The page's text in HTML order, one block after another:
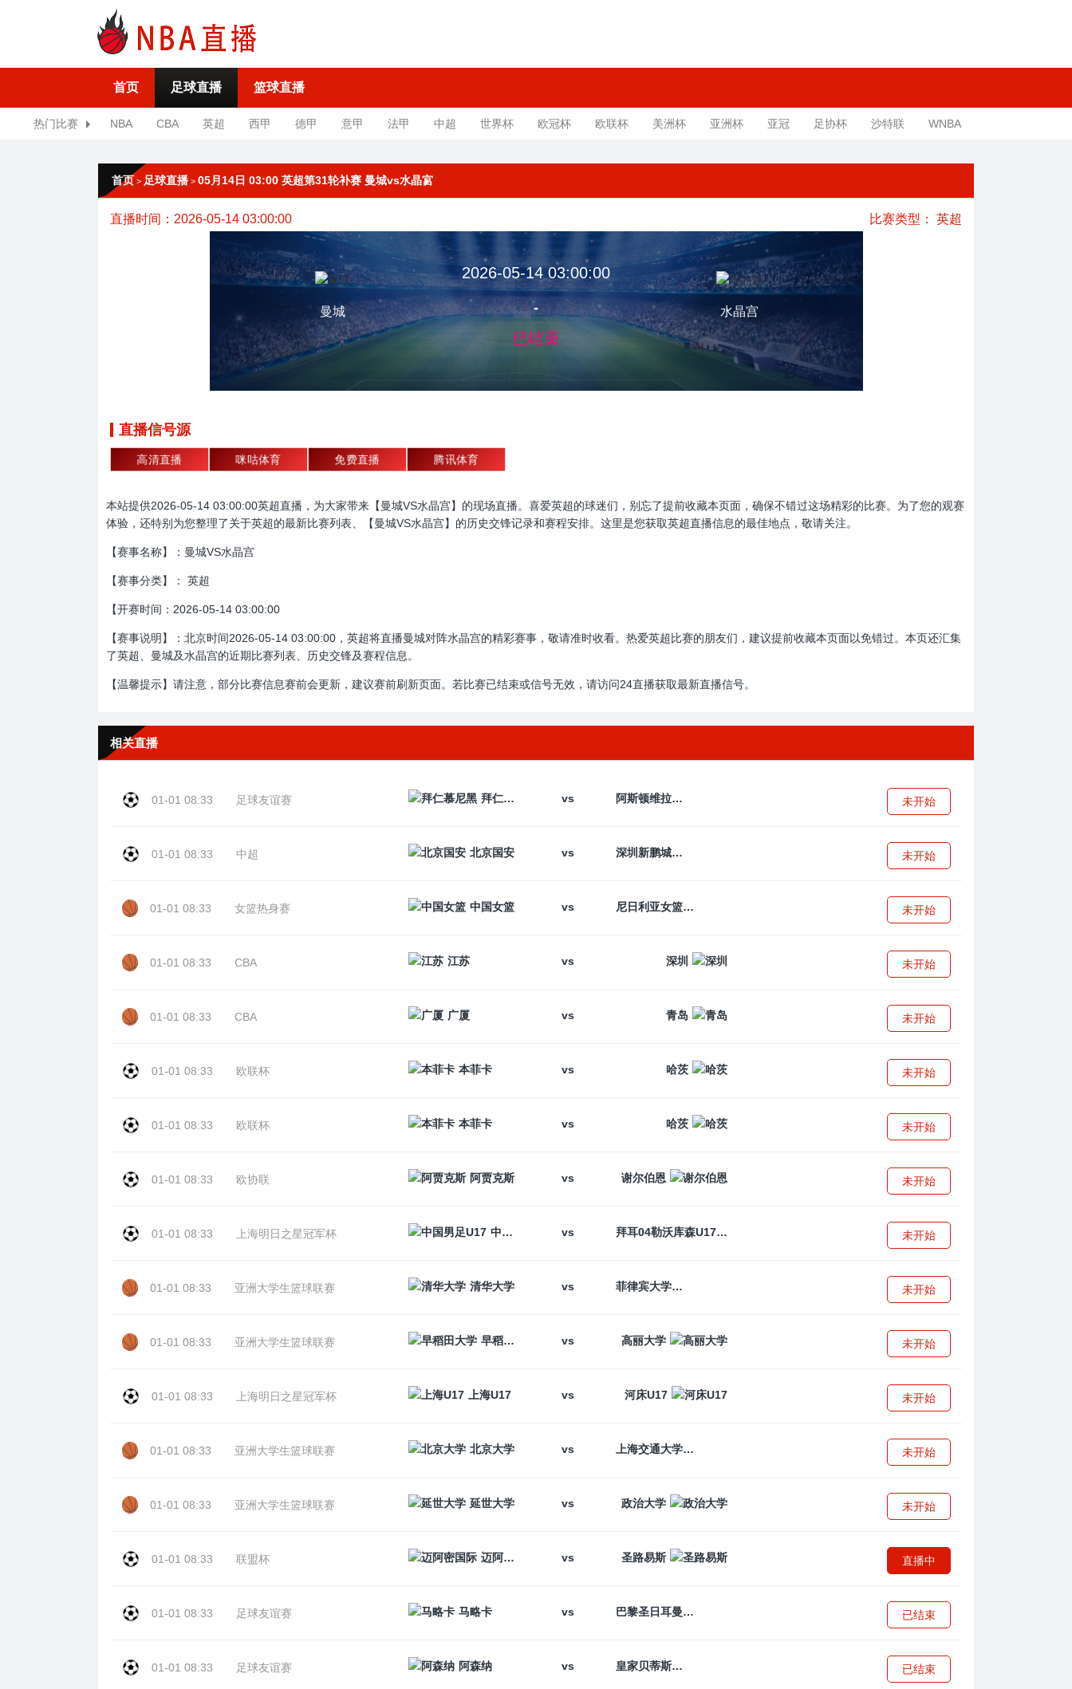
首页 足球直播 篮球直播
热门比赛 NBA CBA 英超 西甲 德甲 意甲 法甲 中超 世界杯 欧冠杯 欧联杯 美洲杯 亚洲杯 亚冠 足协杯 沙特联 WNBA
首页 > 足球直播 > 05月14日 03:00 英超第31轮补赛 曼城vs水晶宫
直播时间：2026-05-14 03:00:00 比赛类型： 英超
曼城
2026-05-14 03:00:00
-
已结束
水晶宫
直播信号源
高清直播 咪咕体育 免费直播 腾讯体育
本站提供2026-05-14 03:00:00英超直播，为大家带来【曼城VS水晶宫】的现场直播。喜爱英超的球迷们，别忘了提前收藏本页面，确保不错过这场精彩的比赛。为了您的观赛
体验，还特别为您整理了关于英超的最新比赛列表、【曼城VS水晶宫】的历史交锋记录和赛程安排。这里是您获取英超直播信息的最佳地点，敬请关注。
【赛事名称】：曼城VS水晶宫
【赛事分类】： 英超
【开赛时间：2026-05-14 03:00:00
【赛事说明】：北京时间2026-05-14 03:00:00，英超将直播曼城对阵水晶宫的精彩赛事，敬请准时收看。热爱英超比赛的朋友们，建议提前收藏本页面以免错过。本页还汇集
了英超、曼城及水晶宫的近期比赛列表、历史交锋及赛程信息。
【温馨提示】请注意，部分比赛信息赛前会更新，建议赛前刷新页面。若比赛已结束或信号无效，请访问24直播获取最新直播信号。
相关直播
01-01 08:33 足球友谊赛 拜仁慕尼黑 vs 阿斯顿维拉 未开始
01-01 08:33 中超 北京国安 vs 深圳新鹏城 未开始
01-01 08:33 女篮热身赛 中国女篮 vs 尼日利亚女篮 未开始
01-01 08:33 CBA 江苏 vs 深圳 未开始
01-01 08:33 CBA 广厦 vs 青岛 未开始
01-01 08:33 欧联杯 本菲卡 vs 哈茨 未开始
01-01 08:33 欧联杯 本菲卡 vs 哈茨 未开始
01-01 08:33 欧协联 阿贾克斯 vs 谢尔伯恩 未开始
01-01 08:33 上海明日之星冠军杯 中国男足U17 vs 拜耳04勒沃库森U17 未开始
01-01 08:33 亚洲大学生篮球联赛 清华大学 vs 菲律宾大学 未开始
01-01 08:33 亚洲大学生篮球联赛 早稻田大学 vs 高丽大学 未开始
01-01 08:33 上海明日之星冠军杯 上海U17 vs 河床U17 未开始
01-01 08:33 亚洲大学生篮球联赛 北京大学 vs 上海交通大学 未开始
01-01 08:33 亚洲大学生篮球联赛 延世大学 vs 政治大学 未开始
01-01 08:33 联盟杯 迈阿密国际 vs 圣路易斯 直播中
01-01 08:33 足球友谊赛 马略卡 vs 巴黎圣日耳曼 已结束
01-01 08:33 足球友谊赛 阿森纳 vs 皇家贝蒂斯 已结束